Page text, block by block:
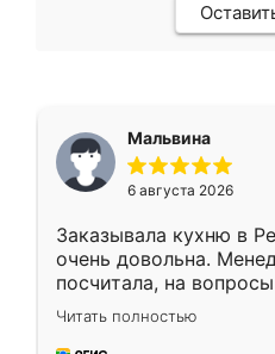
Мальвина
6 августа 2026
Заказывала кухню в
очень довольна.
посчитала, на
Замерщик приехал в
делу со всей
Читать полностью